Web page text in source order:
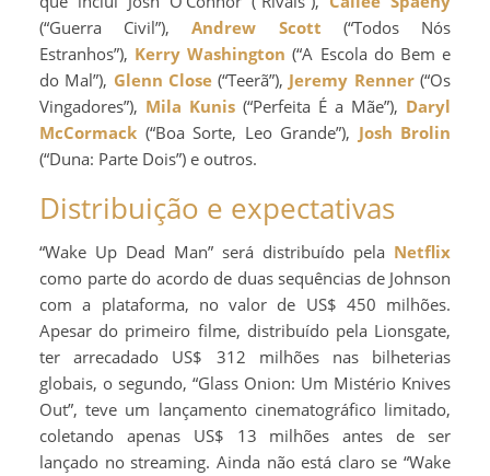
(“Guerra Civil”),Andrew Scott (“Todos Nós
Estranhos”), Kerry Washington (“A Escola do Bem e
do Mal”), Glenn Close(“Teerã”), Jeremy Renner(“Os
Vingadores”), Mila Kunis (“Perfeita É a Mãe”), Daryl
McCormack (“Boa Sorte, Leo Grande”), Josh Brolin
(“Duna: Parte Dois”) e outros.
Distribuição e expectativas
“Wake Up Dead Man” será distribuído pela Netflix
como parte do acordo de duas sequências de Johnson
com a plataforma, no valor de US$ 450 milhões.
Apesar do primeiro filme, distribuído pela Lionsgate,
ter arrecadado US$ 312 milhões nas bilheterias
globais, o segundo, “Glass Onion: Um Mistério Knives
Out”, teve um lançamento cinematográfico limitado,
coletando apenas US$ 13 milhões antes de ser
lançado no streaming. Ainda não está claro se “Wake